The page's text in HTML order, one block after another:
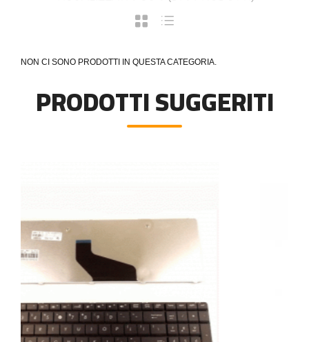
NON CI SONO PRODOTTI IN QUESTA CATEGORIA.
PRODOTTI SUGGERITI